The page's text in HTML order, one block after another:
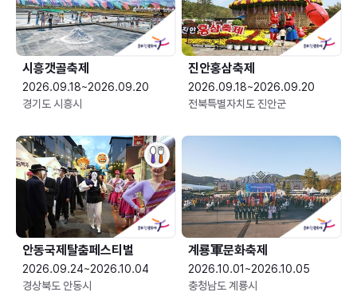
시흥갯골축제
2026.09.18~2026.09.20
경기도 시흥시
진안홍삼축제
2026.09.18~2026.09.20
전북특별자치도 진안군
안동국제탈춤페스티벌
2026.09.24~2026.10.04
경상북도 안동시
2026.10.01~2026.10.05
충청남도 계룡시